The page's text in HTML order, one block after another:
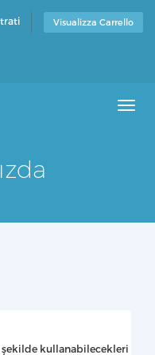
Visualizza Carrello
kullanabilecekleri